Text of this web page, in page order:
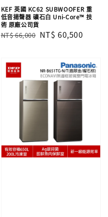
KEF 英國 KC62 SUBWOOFER 重
低音揚聲器 礦石白 Uni-Core™ 技
術 原廠公司貨
Regular
NT$ 66,000 Sale
NT$ 60,500